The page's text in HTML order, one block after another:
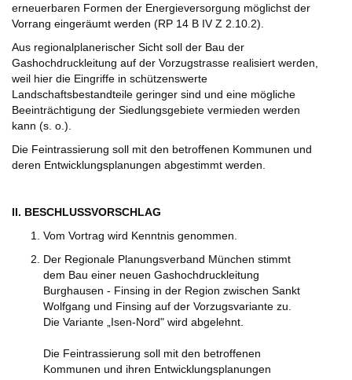
erneuerbaren Formen der Energieversorgung möglichst der
Vorrang eingeräumt werden (RP 14 B IV Z 2.10.2).
Aus regionalplanerischer Sicht soll der Bau der
Gashochdruckleitung auf der Vorzugstrasse realisiert werden,
weil hier die Eingriffe in schützenswerte
Landschaftsbestandteile geringer sind und eine mögliche
Beeinträchtigung der Siedlungsgebiete vermieden werden
kann (s. o.).
Die Feintrassierung soll mit den betroffenen Kommunen und
deren Entwicklungsplanungen abgestimmt werden.
II. BESCHLUSSVORSCHLAG
Vom Vortrag wird Kenntnis genommen.
Der Regionale Planungsverband München stimmt
dem Bau einer neuen Gashochdruckleitung
Burghausen - Finsing in der Region zwischen Sankt
Wolfgang und Finsing auf der Vorzugsvariante zu.
Die Variante „Isen-Nord" wird abgelehnt.
Die Feintrassierung soll mit den betroffenen
Kommunen und ihren Entwicklungsplanungen